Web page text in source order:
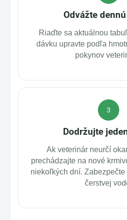
Odvážte
Riaďte sa aktuálnou
dávku upravte podľa
pokynov
3
Dodržujte
Ak veterinár neurčí
prechádzajte na nové
niekoľkých dní.
čerstvej